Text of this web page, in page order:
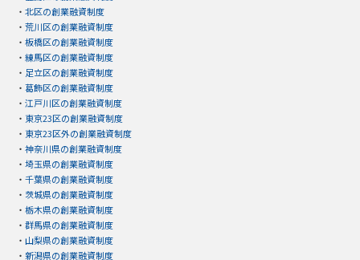
・ 北区の創業融資制度
・ 荒川区の創業融資制度
・ 板橋区の創業融資制度
・ 練馬区の創業融資制度
・ 足立区の創業融資制度
・ 葛飾区の創業融資制度
・ 江戸川区の創業融資制度
・ 東京23区の創業融資制度
・ 東京23区外の創業融資制度
・ 神奈川県の創業融資制度
・ 埼玉県の創業融資制度
・ 千葉県の創業融資制度
・ 茨城県の創業融資制度
・ 栃木県の創業融資制度
・ 群馬県の創業融資制度
・ 山梨県の創業融資制度
・ 新潟県の創業融資制度